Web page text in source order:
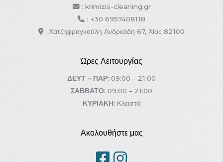
: krimizis-cleaning.gr
: +30 6957408118
: Χατζηφραγκούλη Ανδρεάδη 67, Χίος 82100
Ώρες Λειτουργίας
ΔΕΥΤ – ΠΑΡ: 09:00 – 21:00
ΣΑΒΒΑΤΟ: 09:00 – 21:00
ΚΥΡΙΑΚΗ:Κλειστά
Ακολουθήστε μας